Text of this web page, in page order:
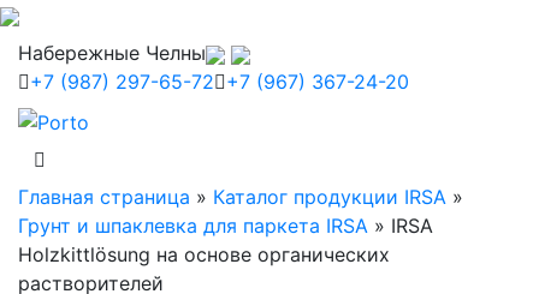
Набережные Челны
+7 (987) 297-65-72 +7 (967) 367-24-20
Главная страница » Каталог продукции IRSA »
Грунт и шпаклевка для паркета IRSA » IRSA
Holzkittlösung на основе органических
растворителей